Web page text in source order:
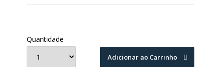
Quantidade
Adicionar ao Carrinho